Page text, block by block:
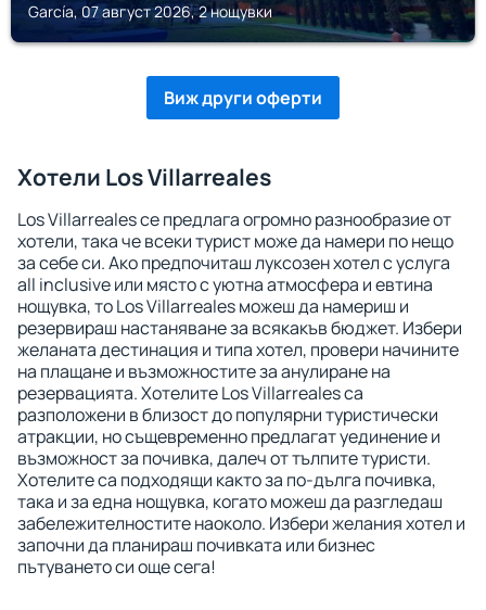
García, 07 август 2026, 2 нощувки
Виж други оферти
Хотели Los Villarreales
Los Villarreales се предлага огромно разнообразие от
хотели, така че всеки турист може да намери по нещо
за себе си. Ако предпочиташ луксозен хотел с услуга
all inclusive или място с уютна атмосфера и евтина
нощувка, то Los Villarreales можеш да намериш и
резервираш настаняване за всякакъв бюджет. Избери
желаната дестинация и типа хотел, провери начините
на плащане и възможностите за анулиране на
резервацията. Хотелите Los Villarreales са
разположени в близост до популярни туристически
атракции, но същевременно предлагат уединение и
възможност за почивка, далеч от тълпите туристи.
Хотелите са подходящи както за по-дълга почивка,
така и за една нощувка, когато можеш да разгледаш
забележителностите наоколо. Избери желания хотел и
започни да планираш почивката или бизнес
пътуването си още сега!